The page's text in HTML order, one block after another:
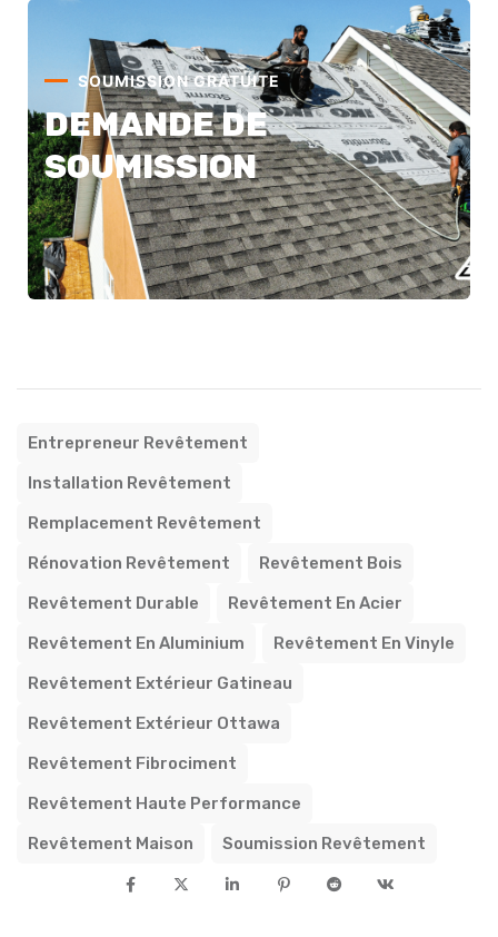
SOUMISSION GRATUITE
DEMANDE DE
SOUMISSION
Entrepreneur Revêtement
Installation Revêtement
Remplacement Revêtement
Rénovation Revêtement
Revêtement Bois
Revêtement Durable
Revêtement En Acier
Revêtement En Aluminium
Revêtement En Vinyle
Revêtement Extérieur Gatineau
Revêtement Extérieur Ottawa
Revêtement Fibrociment
Revêtement Haute Performance
Revêtement Maison
Soumission Revêtement